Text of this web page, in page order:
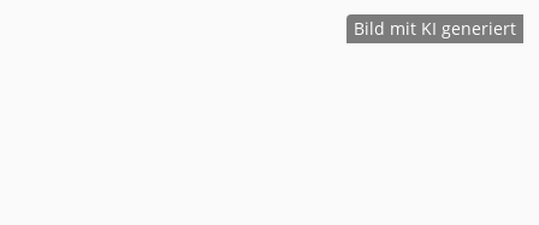
Bild mit KI generiert